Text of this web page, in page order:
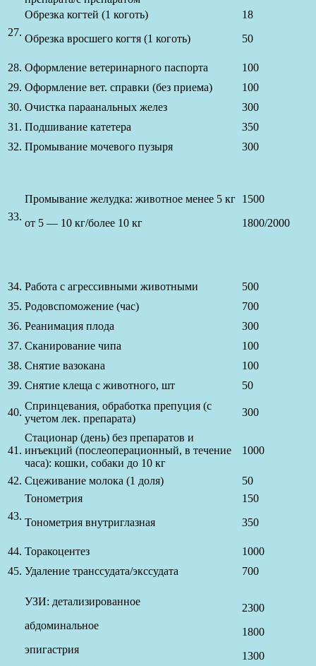
27.
Обрезка когтей (1 коготь)
Обрезка вросшего когтя (1 коготь)
18
50
28. Оформление ветеринарного паспорта
100
29. Оформление вет. справки (без приема)
100
30. Очистка параанальных желез
300
31. Подшивание катетера
350
32. Промывание мочевого пузыря 300
33.
Промывание желудка: животное менее 5 кг
от 5 — 10 кг/более 10 кг
1500
1800/2000
34. Работа с агрессивными животными
500
35. Родовспоможение (час)
700
36. Реанимация плода
300
37. Сканирование чипа
100
38. Снятие вазокана
100
39. Снятие клеща с животного, шт 50
40.
Спринцевания, обработка препуция (с
учетом лек. препарата)
300
41.
Стационар (день) без препаратов и
инъекций (послеоперационный, в течение
часа): кошки, собаки до 10 кг
1000
42. Сцеживание молока (1 доля) 50
43.
Тонометрия
Тонометрия внутриглазная
150
350
44. Торакоцентез
1000
45. Удаление транссудата/экссудата 700
УЗИ: детализированное
абдоминальное
эпигастрия
2300
1800
1300